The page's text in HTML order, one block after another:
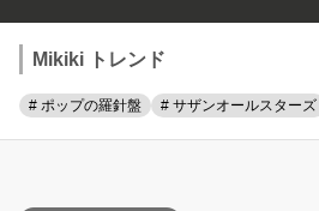
Mikiki トレンド
# ポップの羅針盤 # サザンオールスターズ